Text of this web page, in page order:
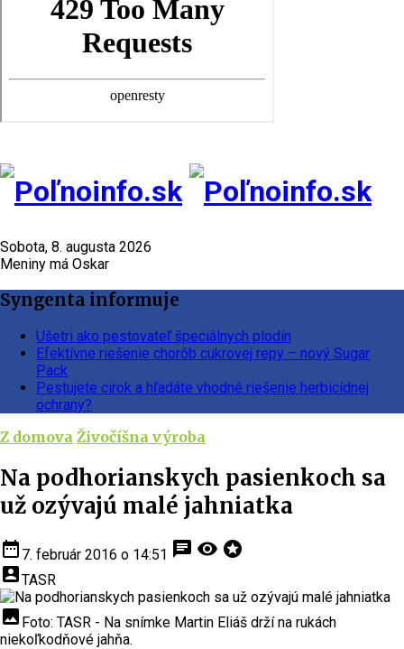
Sobota, 8. augusta 2026
Meniny má Oskar
Syngenta informuje
Ušetri ako pestovateľ špeciálnych plodín
Efektívne riešenie chorôb cukrovej repy – nový Sugar
Pack
Pestujete cirok a hľadáte vhodné riešenie herbicídnej
ochrany?
Z domova Živočíšna výroba
Na podhorianskych pasienkoch sa
už ozývajú malé jahniatka
date_range 7. február 2016 o 14:51 chat visibility stars
account_boxTASR
insert_photo Foto: TASR - Na snímke Martin Eliáš drží na rukách
niekoľkodňové jahňa.